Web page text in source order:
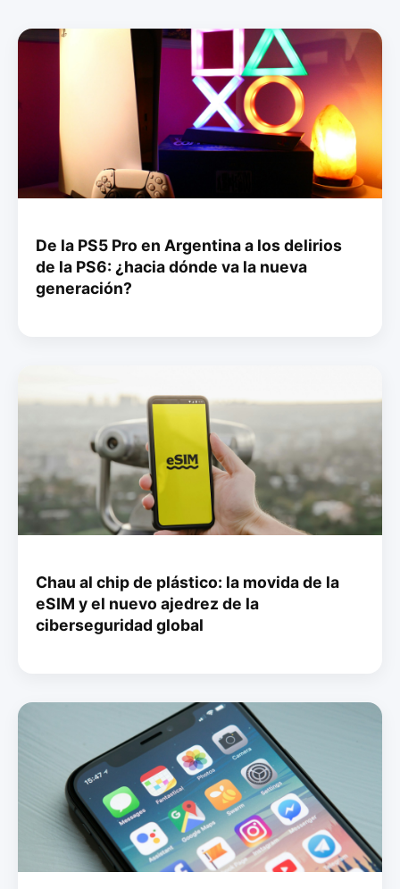
De la PS5 Pro en Argentina a los delirios
de la PS6: ¿hacia dónde va la nueva
generación?
Chau al chip de plástico: la movida de la
eSIM y el nuevo ajedrez de la
ciberseguridad global